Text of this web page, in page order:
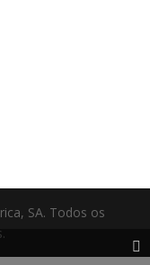
SA. Todos os